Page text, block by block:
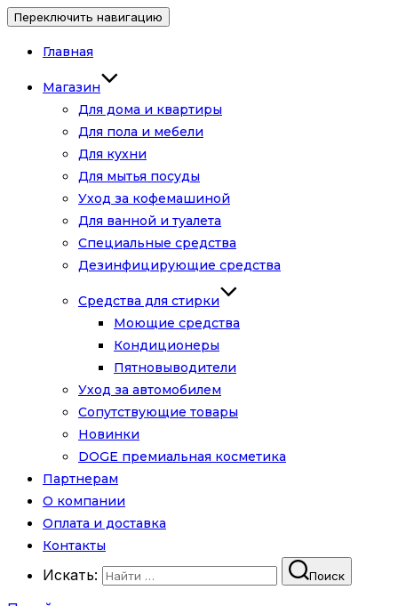
Переключить навигацию
Главная
Магазин
Для дома и квартиры
Для пола и мебели
Для кухни
Для мытья посуды
Уход за кофемашиной
Для ванной и туалета
Специальные средства
Дезинфицирующие средства
Средства для стирки
Моющие средства
Кондиционеры
Пятновыводители
Уход за автомобилем
Сопутствующие товары
Новинки
DOGE премиальная косметика
Партнерам
О компании
Оплата и доставка
Контакты
Искать: Поиск